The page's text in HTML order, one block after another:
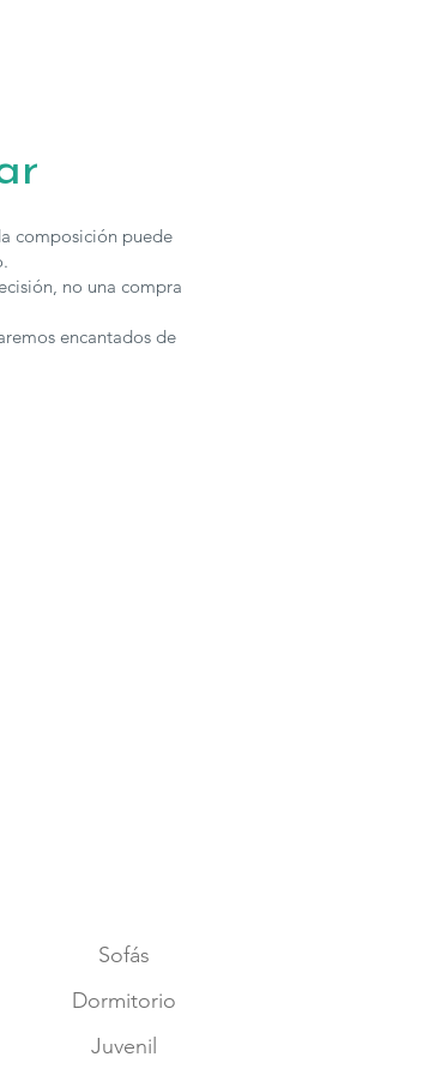
composición puede
no una compra
encantados de
Sofás
Dormitorio
Juvenil